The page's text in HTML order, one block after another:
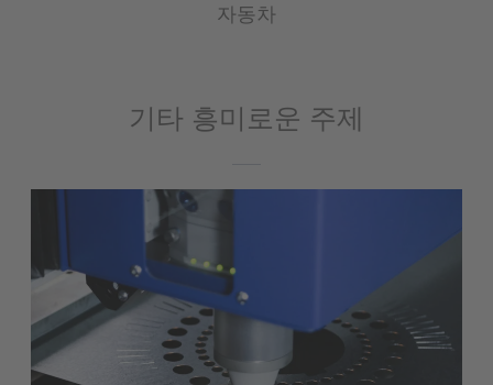
자동차
기타 흥미로운 주제